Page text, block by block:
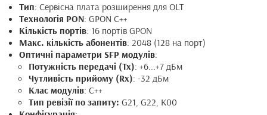
Тип: Сервісна плата розширення для OLT
Технологія PON: GPON C++
Кількість портів: 16 портів GPON
Макс. кількість абонентів: 2048 (128 на порт)
Оптичні параметри SFP модулів:
Потужність передачі (Tx): +6...+7 дБм
Чутливість прийому (Rx): -32 дБм
Клас модулів: C++
Тип ревізії по запиту: G21, G22, K00